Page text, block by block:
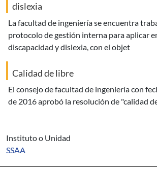
dislexia
la facultad de ingeniería se encuentra trabajando en un
protocolo de gestión interna para aplicar
discapacidad y dislexia, con el objet
Calidad de libre
el consejo de facultad de ingeniería con fecha 18 de octubre
de 2016 aprobó la resolución de "calidad
Instituto o Unidad
SSAA